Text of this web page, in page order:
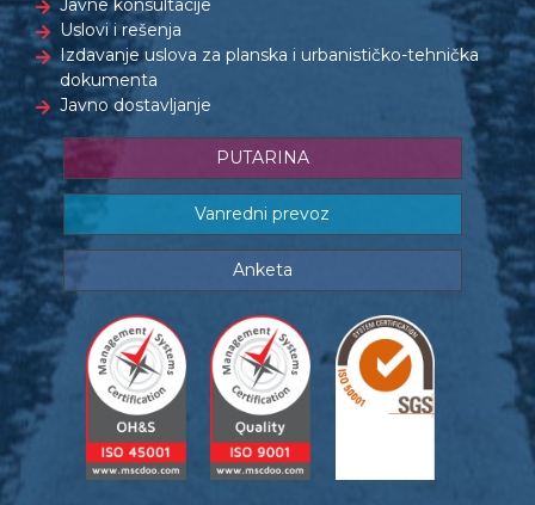
Javne konsultacije
Uslovi i rešenja
Izdavanje uslova za planska i urbanističko-tehnička
dokumenta
Javno dostavljanje
PUTARINA
Vanredni prevoz
Anketa